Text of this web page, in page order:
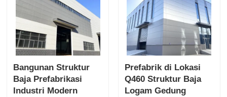
Bangunan Struktur
Baja Prefabrikasi
Industri Modern
Prefabrik di Lokasi
Q460 Struktur Baja
Logam Gedung